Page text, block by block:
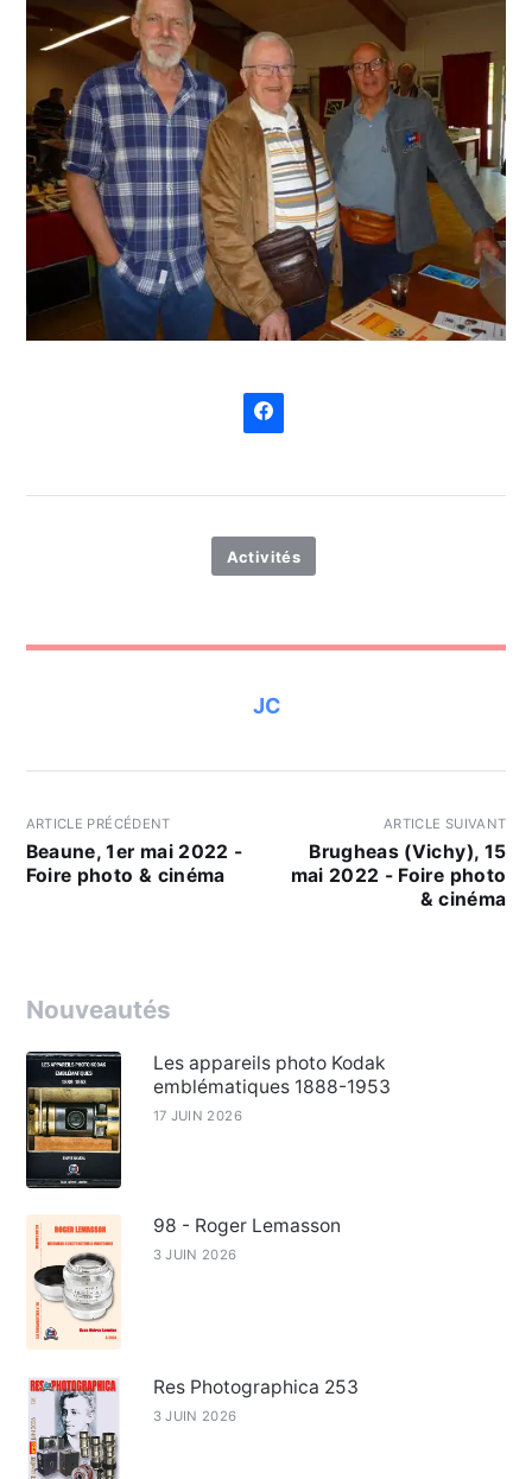
Activités
JC
ARTICLE PRÉCÉDENT
Beaune, 1er mai 2022 -
Foire photo & cinéma
ARTICLE SUIVANT
Brugheas (Vichy), 15
mai 2022 - Foire photo
& cinéma
Nouveautés
Les appareils photo Kodak
emblématiques 1888-1953
17 JUIN 2026
98 - Roger Lemasson
3 JUIN 2026
Res Photographica 253
3 JUIN 2026